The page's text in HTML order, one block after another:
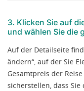
3. Klicken Sie auf
und wählen Sie die
Auf der Detailseite
ändern“, auf der Sie
Gesamtpreis der
sicherstellen, dass